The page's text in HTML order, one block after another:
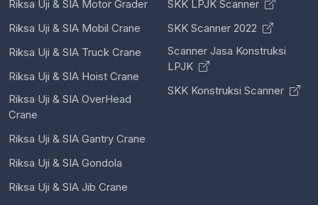
Riksa Uji & SIA Motor Grader
Riksa Uji & SIA Mobil Crane
Riksa Uji & SIA Truck Crane
Riksa Uji & SIA Hoist Crane
Riksa Uji & SIA OverHead
Crane
Riksa Uji & SIA Gantry Crane
Riksa Uji & SIA Gondola
Riksa Uji & SIA Jib Crane
SKK LPJK Scanner
SKK Scanner 2022
Scanner Jasa Konstruksi
LPJK
SKK Konstruksi Scanner